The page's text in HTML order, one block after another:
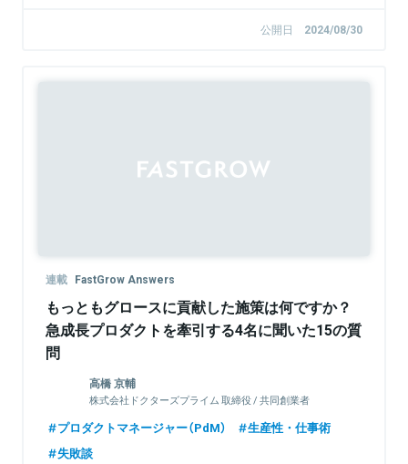
公開日 2024/08/30
連載 FastGrow Answers
もっともグロースに貢献した施策は何ですか？
急成長プロダクトを牽引する4名に聞いた15の質
問
高橋 京輔
株式会社ドクターズプライム 取締役 / 共同創業者
プロダクトマネージャー（PdM）
生産性・仕事術
失敗談